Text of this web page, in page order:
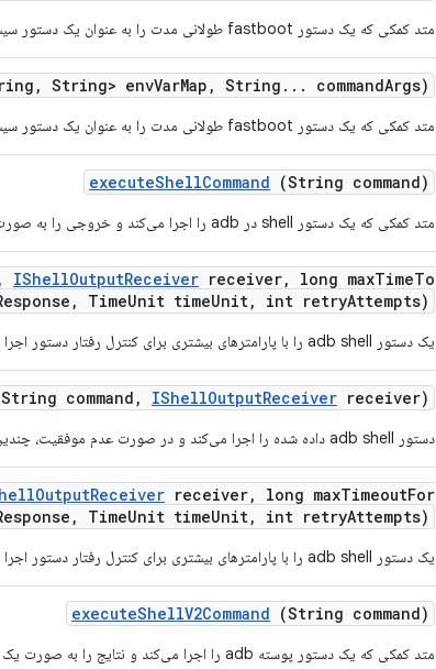
متد کمکی که یک دستور fastboot طولانی مدت را به عنوان یک دستور سیستمی اجرا می‌کند.
, String> envVarMap , String . . . commandArgs)
متد کمکی که یک دستور fastboot طولانی مدت را به عنوان یک دستور سیستمی با متغیرهای محیطی سیستم اجرا می‌کند.
executeShellCommand (String command)
متد کمکی که یک دستور shell در adb را اجرا می‌کند و خروجی را به صورت
, IShellOutputReceiver receiver, long maxTimeTo
, TimeUnit timeUnit, int retryAttempts)
یک دستور adb shell را با پارامترهای بیشتری برای کنترل رفتار دستور اجرا می‌کند.
command , IShellOutputReceiver receiver)
دستور adb shell داده شده را اجرا می‌کند و در صورت عدم موفقیت، چندین بار دیگر تلاش می‌کند.
OutputReceiver receiver, long maxTimeoutFor
, TimeUnit timeUnit, int retryAttempts)
یک دستور adb shell را با پارامترهای بیشتری برای کنترل رفتار دستور اجرا می‌کند.
executeShellV2Command (String command)
متد کمکی که یک دستور پوسته adb را اجرا می‌کند و نتایج را به صورت یک